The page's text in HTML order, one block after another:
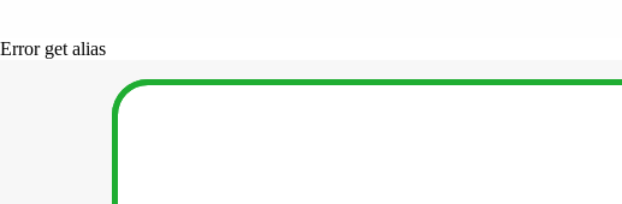
Error get alias